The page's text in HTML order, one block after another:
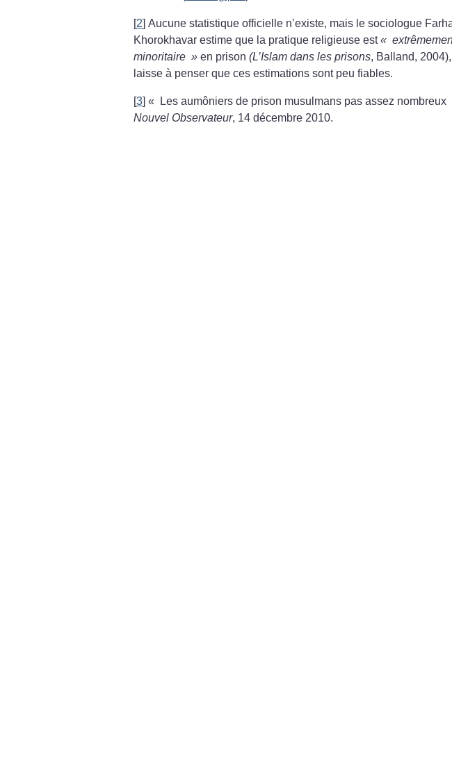
[2] Aucune statistique officielle n’existe, mais le sociologue
Khorokhavar estime que la pratique religieuse est«
minoritaire » en prison (L’Islam dans les prisons, Balland,
laisse à penser que ces estimations sont peu fiables.
[3] « Les aumôniers de prison musulmans pas assez nombreux
Nouvel Observateur, 14 décembre 2010.